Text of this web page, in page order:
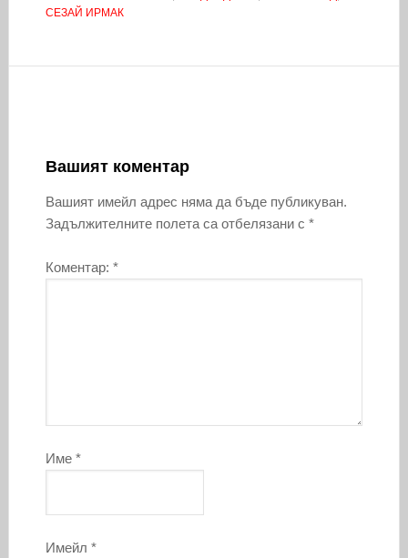
СЕЗАЙ ИРМАК
Вашият коментар
Вашият имейл адрес няма да бъде публикуван.
Задължителните полета са отбелязани с *
Коментар: *
Име *
Имейл *